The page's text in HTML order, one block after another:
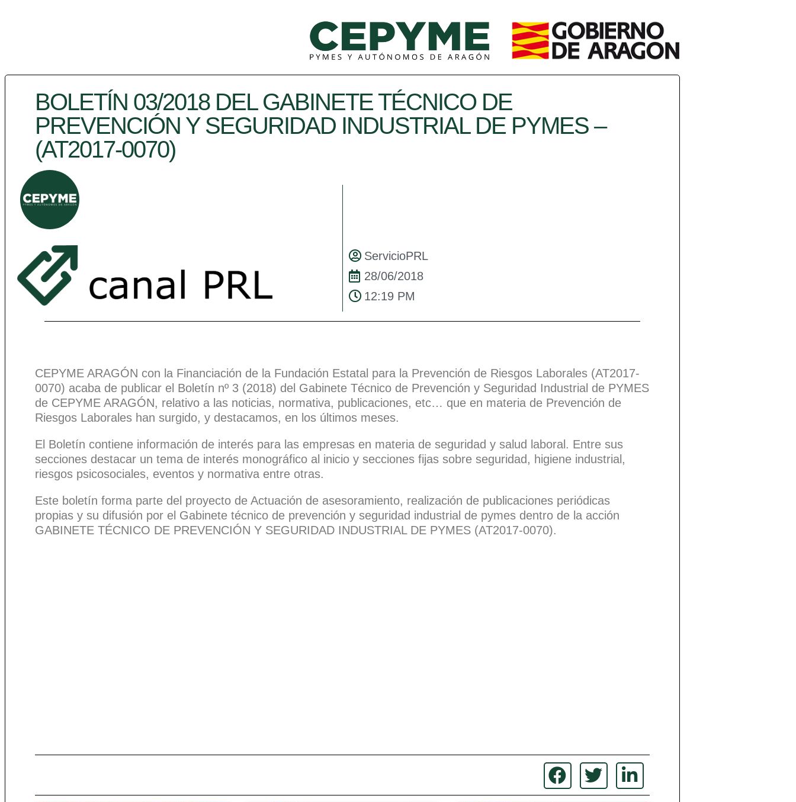
BOLETÍN 03/2018 DEL GABINETE TÉCNICO DE
PREVENCIÓN Y SEGURIDAD INDUSTRIAL DE PYMES –
(AT2017-0070)
ServicioPRL
28/06/2018
12:19 PM
CEPYME ARAGÓN con la Financiación de la Fundación Estatal para la Prevención de Riesgos Laborales (AT2017-
0070) acaba de publicar el Boletín nº 3 (2018) del Gabinete Técnico de Prevención y Seguridad Industrial de PYMES
de CEPYME ARAGÓN, relativo a las noticias, normativa, publicaciones, etc… que en materia de Prevención de
Riesgos Laborales han surgido, y destacamos, en los últimos meses.
El Boletín contiene información de interés para las empresas en materia de seguridad y salud laboral. Entre sus
secciones destacar un tema de interés monográfico al inicio y secciones fijas sobre seguridad, higiene industrial,
riesgos psicosociales, eventos y normativa entre otras.
Este boletín forma parte del proyecto de Actuación de asesoramiento, realización de publicaciones periódicas
propias y su difusión por el Gabinete técnico de prevención y seguridad industrial de pymes dentro de la acción
GABINETE TÉCNICO DE PREVENCIÓN Y SEGURIDAD INDUSTRIAL DE PYMES (AT2017-0070).